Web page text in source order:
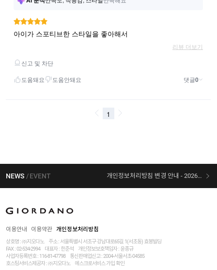
NEWS EVENT 개인정보처리방침 변경 안내 - 2026/07/30 시행
이용안내 이용약관 개인정보처리방침
상호명 : ㈜지오다노
주소 : 서울특별시 서초구 강남대로65길 1(서초동) 효봉빌딩
FAX : 02-534-2994
대표자 : 한준석 개인정보보호책임자 : 윤종규
사업자등록번호 : 116-81-47798
통신판매업신고 : 2004-서울서초-04585
호스팅서비스제공자 : ㈜지오다노
에스크로서비스 가입 확인